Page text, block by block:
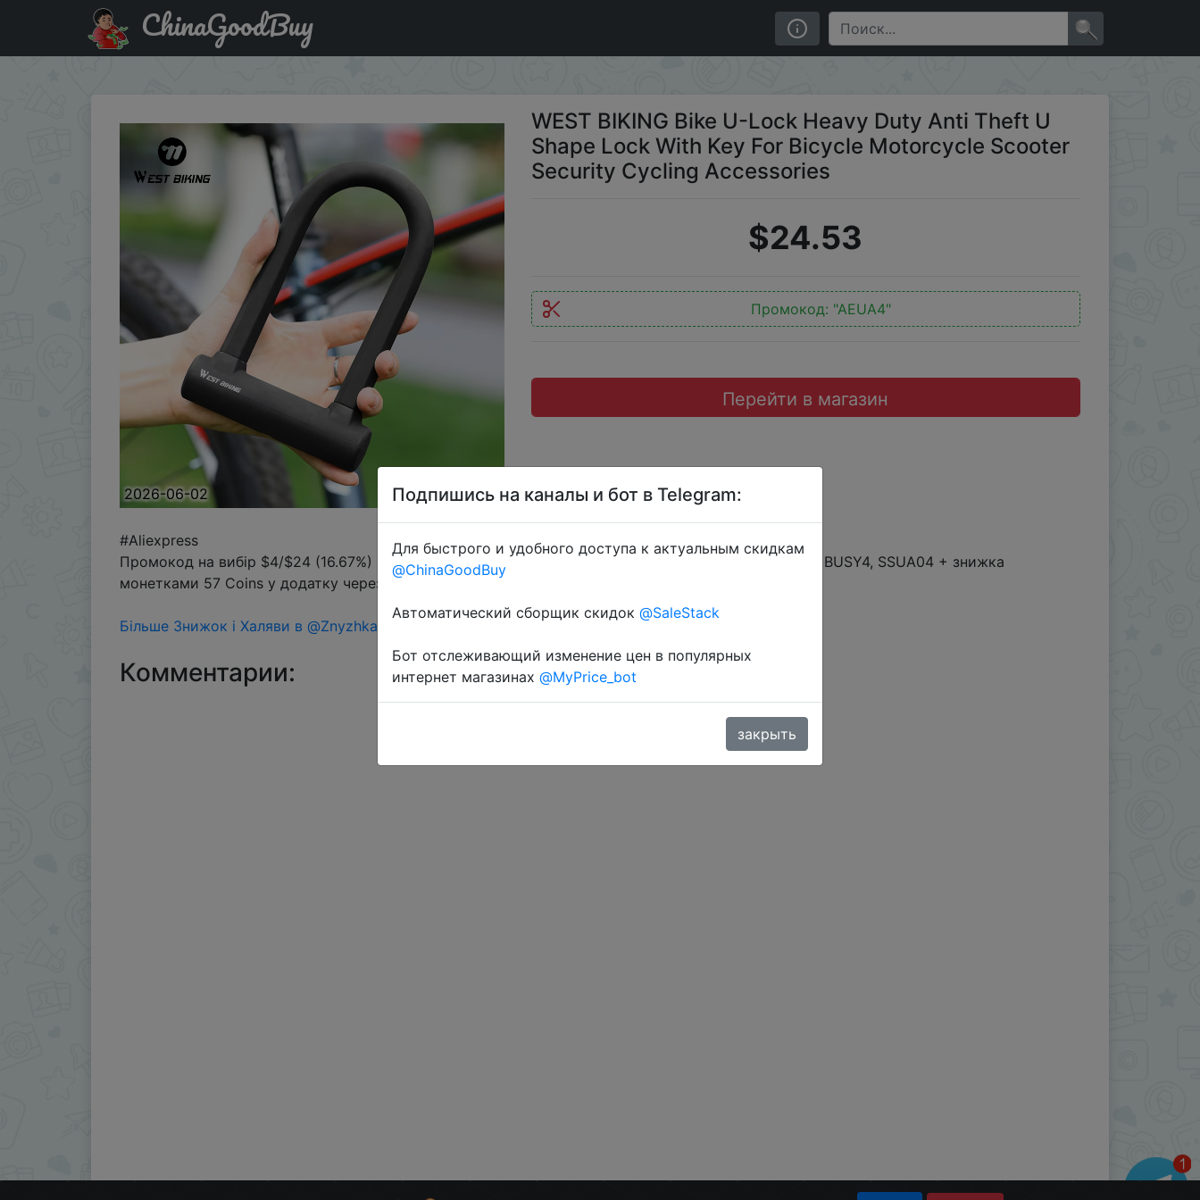
Код на скидку :AEUA4 WEST BIKING Bike U-Lock Heavy Duty Anti Theft U Shape Lock With Key For Bicycle Motorcycle Scooter Security Cycling Accessories
ChinaGoodBuy
2026-06-02
WEST BIKING Bike U-Lock Heavy Duty Anti Theft U
Shape Lock With Key For Bicycle Motorcycle Scooter
Security Cycling Accessories
$24.53
Промокод: "AEUA4"
Перейти в магазин
#Aliexpress
Промокод на вибір $4/$24 (16.67%) → AEUA4, UACD4, LR04, SPEKA04, AEXP04, LRUKR04, EXPUA04, BUSY4, SSUA04 + знижка
монетками 57 Coins у додатку через розділ монет.
Більше Знижок і Халяви в @ZnyzhkaUA
Комментарии:
Подпишись на каналы и бот в Telegram:
Для быстрого и удобного доступа к актуальным скидкам
@ChinaGoodBuy
Автоматический сборщик скидок @SaleStack
Бот отслеживающий изменение цен в популярных
интернет магазинах @MyPrice_bot
закрыть